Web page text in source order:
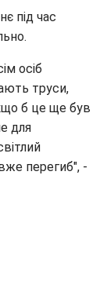
під час
осіб
труси,
б це ще був
для
перегиб", -